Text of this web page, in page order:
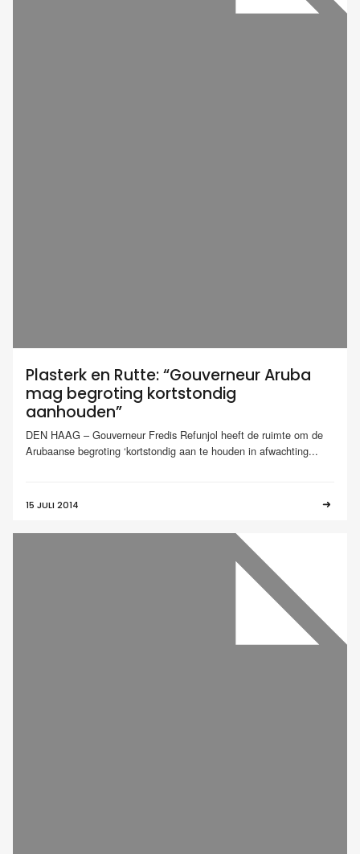
Plasterk en Rutte: “Gouverneur Aruba
mag begroting kortstondig
aanhouden”
DEN HAAG – Gouverneur Fredis Refunjol heeft de ruimte om de
Arubaanse begroting ‘kortstondig aan te houden in afwachting...
15 JULI 2014